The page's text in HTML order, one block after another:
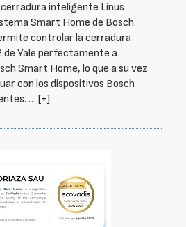
inteligente Linus
Smart Home de Bosch.
controlar la cerradura
de Yale perfectamente a
Smart Home, lo que a su vez
con los dispositivos Bosch
… [+]